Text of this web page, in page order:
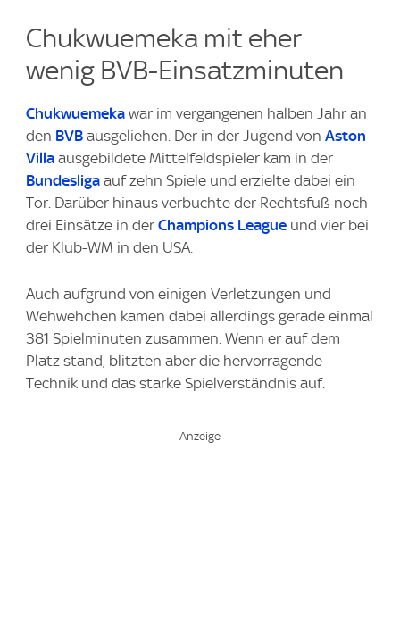
Chukwuemeka mit eher
wenig BVB-Einsatzminuten
Chukwuemeka war im vergangenen halben Jahr an
den BVB ausgeliehen. Der in der Jugend von Aston
Villa ausgebildete Mittelfeldspieler kam in der
Bundesliga auf zehn Spiele und erzielte dabei ein
Tor. Darüber hinaus verbuchte der Rechtsfuß noch
drei Einsätze in der Champions League und vier bei
der Klub-WM in den USA.
Auch aufgrund von einigen Verletzungen und
Wehwehchen kamen dabei allerdings gerade einmal
381 Spielminuten zusammen. Wenn er auf dem
Platz stand, blitzten aber die hervorragende
Technik und das starke Spielverständnis auf.